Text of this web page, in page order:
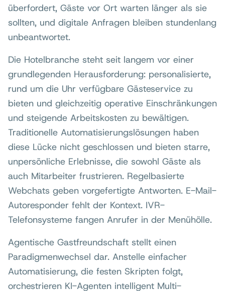
überfordert, Gäste vor Ort warten länger als sie
sollten, und digitale Anfragen bleiben stundenlang
unbeantwortet.
Die Hotelbranche steht seit langem vor einer
grundlegenden Herausforderung: personalisierte,
rund um die Uhr verfügbare Gästeservice zu
bieten und gleichzeitig operative Einschränkungen
und steigende Arbeitskosten zu bewältigen.
Traditionelle Automatisierungslösungen haben
diese Lücke nicht geschlossen und bieten starre,
unpersönliche Erlebnisse, die sowohl Gäste als
auch Mitarbeiter frustrieren. Regelbasierte
Webchats geben vorgefertigte Antworten. E-Mail-
Autoresponder fehlt der Kontext. IVR-
Telefonsysteme fangen Anrufer in der Menühölle.
Agentische Gastfreundschaft stellt einen
Paradigmenwechsel dar. Anstelle einfacher
Automatisierung, die festen Skripten folgt,
orchestrieren KI-Agenten intelligent Multi-